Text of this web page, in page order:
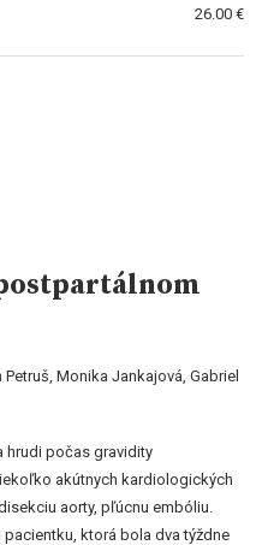
26.00 €
Monika Jankajová, Gabriel
hrudi počas gravidity
akútnych kardiologických
aorty, pľúcnu embóliu.
ktorá bola dva týždne